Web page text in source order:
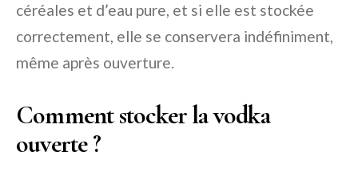
céréales et d’eau pure, et si elle est stockée
correctement, elle se conservera indéfiniment,
même après ouverture.
Comment stocker la vodka
ouverte ?